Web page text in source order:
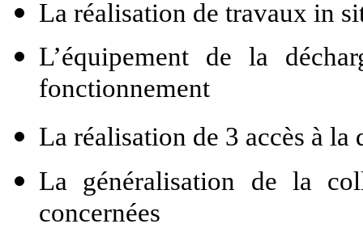
La réalisation de travaux in
L’équipement de la
fonctionnement
La réalisation de 3 accès à la
La généralisation de la
concernées